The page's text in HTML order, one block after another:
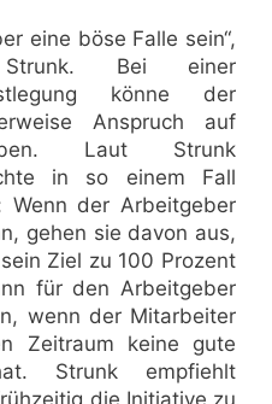
eine böse Falle sein“,
Bei einer
könne der
Anspruch auf
Laut Strunk
in so einem Fall
Wenn der Arbeitgeber
gehen sie davon aus,
Ziel zu 100 Prozent
für den Arbeitgeber
wenn der Mitarbeiter
Zeitraum keine gute
Strunk empfiehlt
die Initiative zu